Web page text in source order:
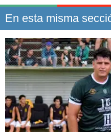
En esta misma